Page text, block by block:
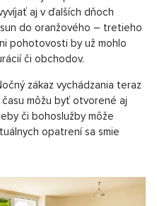
aj v ďalších dňoch
do oranžového – tretieho
pohotovosti by už mohlo
či obchodov.
zákaz vychádzania teraz
môžu byť otvorené aj
či bohoslužby môže
opatrení sa smie